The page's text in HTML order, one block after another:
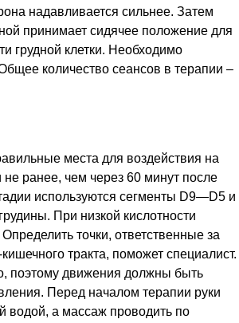
надавливается сильнее. Затем
принимает сидячее положение для
грудной клетки. Необходимо
количество сеансов в терапии –
места для воздействия на
ранее, чем через 60 минут после
используются сегменты D9—D5 и
При низкой кислотности
точки, ответственные за
тракта, поможет специалист.
поэтому движения должны быть
Перед началом терапии руки
водой, а массаж проводить по